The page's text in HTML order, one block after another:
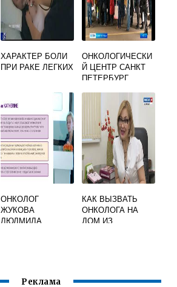
ХАРАКТЕР БОЛИ
ПРИ РАКЕ ЛЕГКИХ
ОНКОЛОГИЧЕСКИ
Й ЦЕНТР САНКТ
ПЕТЕРБУРГ
ОНКОЛОГ
ЖУКОВА
ЛЮДМИЛА
КАК ВЫЗВАТЬ
ОНКОЛОГА НА
ДОМ ИЗ
Реклама